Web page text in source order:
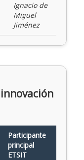
Ignacio de
Miguel
Jiménez
Participante
principal
ETSIT